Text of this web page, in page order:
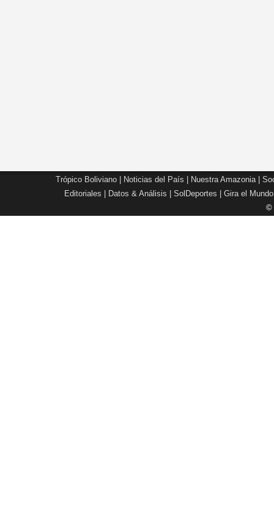
Trópico Boliviano Noticias del País Nuestra Amazonia|
Editoriales
Datos & Análisis SolDeportes Gira el Mundo
©